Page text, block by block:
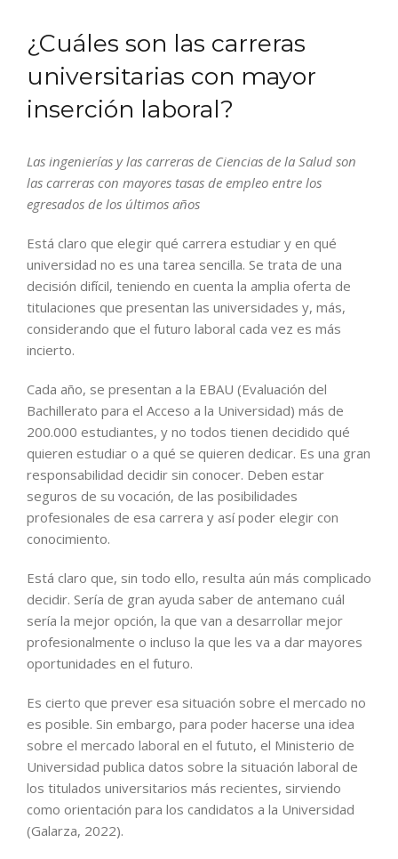
¿Cuáles son las carreras
universitarias con mayor
inserción laboral?
Las ingenierías y las carreras de Ciencias de la Salud son
las carreras con mayores tasas de empleo entre los
egresados de los últimos años
Está claro que elegir qué carrera estudiar y en qué
universidad no es una tarea sencilla. Se trata de una
decisión difícil, teniendo en cuenta la amplia oferta de
titulaciones que presentan las universidades y, más,
considerando que el futuro laboral cada vez es más
incierto.
Cada año, se presentan a la EBAU (Evaluación del
Bachillerato para el Acceso a la Universidad) más de
200.000 estudiantes, y no todos tienen decidido qué
quieren estudiar o a qué se quieren dedicar. Es una gran
responsabilidad decidir sin conocer. Deben estar
seguros de su vocación, de las posibilidades
profesionales de esa carrera y así poder elegir con
conocimiento.
Está claro que, sin todo ello, resulta aún más complicado
decidir. Sería de gran ayuda saber de antemano cuál
sería la mejor opción, la que van a desarrollar mejor
profesionalmente o incluso la que les va a dar mayores
oportunidades en el futuro.
Es cierto que prever esa situación sobre el mercado no
es posible. Sin embargo, para poder hacerse una idea
sobre el mercado laboral en el fututo, el Ministerio de
Universidad publica datos sobre la situación laboral de
los titulados universitarios más recientes, sirviendo
como orientación para los candidatos a la Universidad
(Galarza, 2022).